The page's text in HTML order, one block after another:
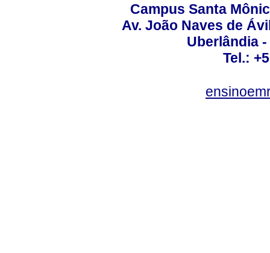
Campus Santa
Av. João Naves de
Uberlândia -
Tel.: